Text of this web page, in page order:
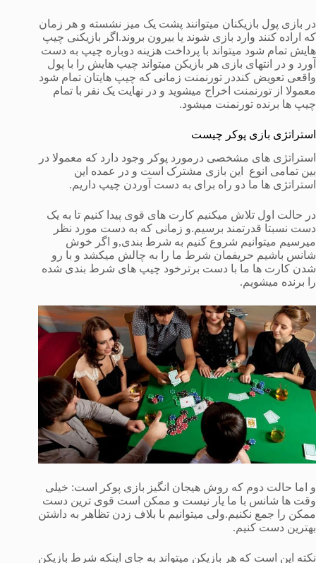
در بازی پول بازیکنان میتوانند پشت یک میز نشسته و هر زمان
که اراده کنند وارد بازی شوند یا بیرون بروند.اگر بازیکنی چیپ
هایش تمام شود میتواند با پرداخت هزینه دوباره چیپ به دست
آورد و در انتهای بازی هر بازیکن میتواند چیپ هایش را با پول
واقعی تعویض کنددر تورنمنت زمانی که چیپ هایتان تمام شود
معمولا از تورنمنت اخراج میشوید و در نهایت یک نفر با تمام
چیپ ها برنده تورنمنت میشود.
استراتژی بازی پوکر چیست
استراتژی های مشخصی درمورد پوکر وجود دارد که معمولا در
بین تمامی انوع این بازی مشترک است و در عمده این
استراتژی ها ما دو راه برای به دست آوردن چیپ داریم.
در حالت اول تلاش میکنیم کارت های قوی پیدا کنیم تا به یک
دست نسبتا قدرتمند برسیم.و زمانی که به دست مورد نظر
میرسیم میتوانیم شروع کنیم به شرط بندی,و اگر خوش
شانس باشیم حریفمان شرط ما را به چالش میکشد و با رو
شدن کارت ها ما با دست برترخود چیپ های شرط بندی شده
را برنده میشویم.
و اما حالت دوم که روش هیجان انگیز بازی پوکر است: خیلی
وقت ها شانس با ما یار نیست و ممکن است قوی ترین دست
ممکن را جمع نکنیم.ولی میتوانیم با بلاف زدن تظاهر به داشتن
بهترین دست کنیم.
نکته این است که هر بازیکن میتواند به جای اینکه شرط بازیکن